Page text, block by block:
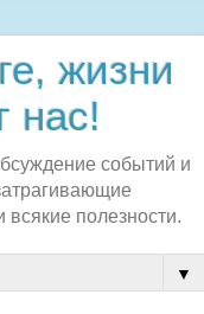
жизни
нас!
событий и
всякие полезности.
▼